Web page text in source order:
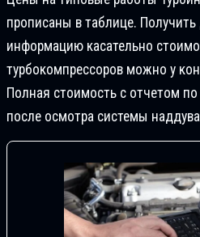
прописаны в таблице.
информацию касательно
турбокомпрессоров можно у
Полная стоимость с отчетом
после осмотра системы